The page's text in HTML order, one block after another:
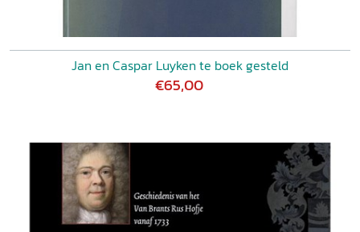
Jan en Caspar Luyken te boek gesteld
€65,00